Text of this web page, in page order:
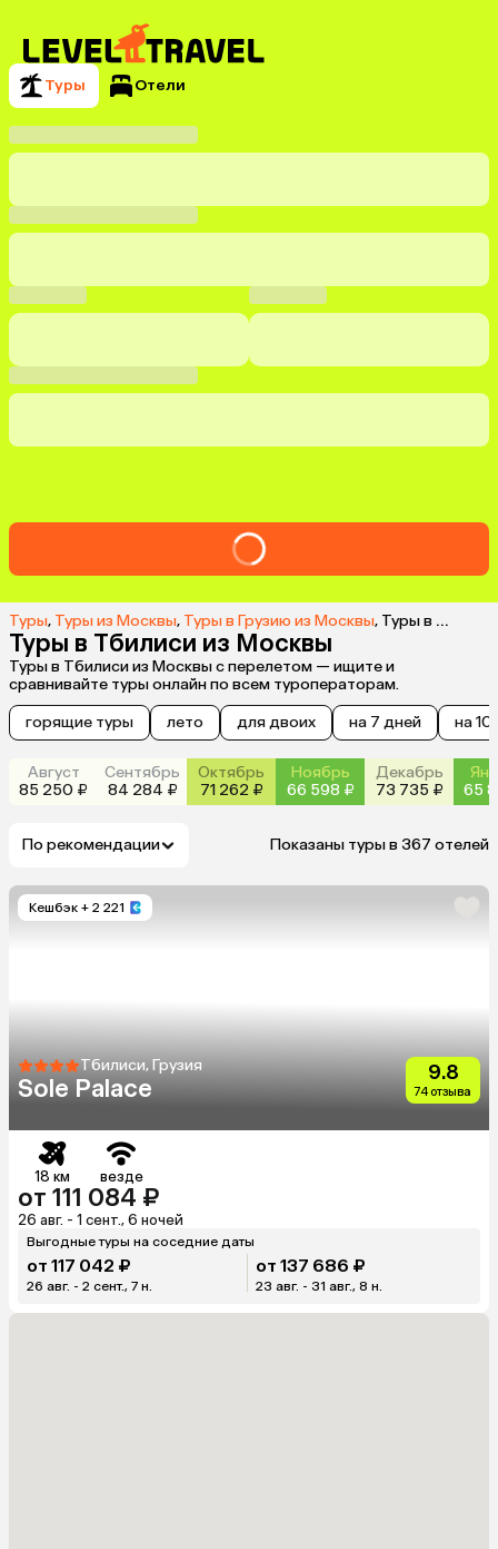
Туры Отели
Туры, Туры из Москвы, Туры в Грузию из Москвы, Туры в Тбилиси из Москвы
Туры в Тбилиси из Москвы
Туры в Тбилиси из Москвы с перелетом — ищите и
сравнивайте туры онлайн по всем туроператорам.
горящие туры
лето для двоих на 7 дней на 10
Август
85 250 ₽
Сентябрь
84 284 ₽
Октябрь
71 262 ₽
Ноябрь
66 598 ₽
Декабрь
73 735 ₽
65
По рекомендации Показаны туры в 367 отелей
Кешбэк + 2 221
Тбилиси, Грузия
Sole Palace
9.8
74 отзыва
18 км везде
от 111 084 ₽
26 авг. - 1 сент., 6 ночей
Выгодные туры на соседние даты
от 117 042 ₽
26 авг. - 2 сент., 7 н.
от 137 686 ₽
23 авг. - 31 авг., 8 н.